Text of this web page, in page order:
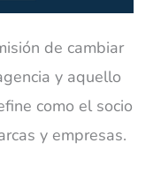
de cambiar
y aquello
como el socio
y empresas.